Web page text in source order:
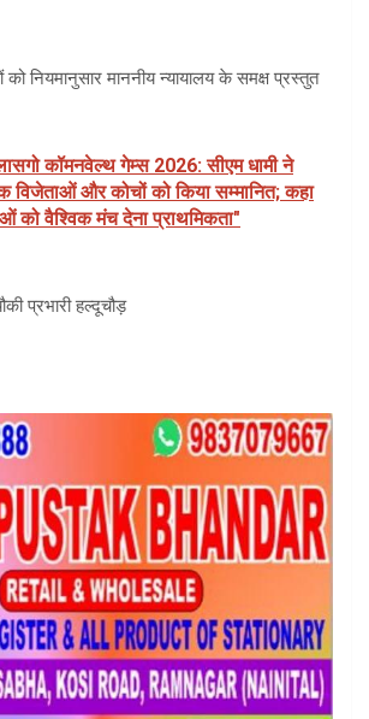
को नियमानुसार माननीय न्यायालय के समक्ष प्रस्तुत
कॉमनवेल्थ गेम्स 2026: सीएम धामी ने
विजेताओं और कोचों को किया सम्मानित; कहा
को वैश्विक मंच देना प्राथमिकता"
प्रभारी हल्दूचौड़